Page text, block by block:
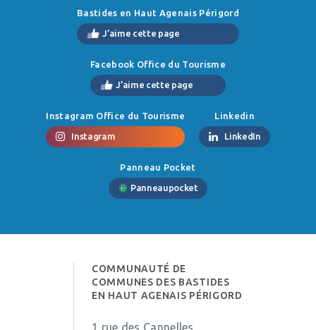
Bastides en Haut Agenais Périgord
J’aime cette page
Facebook Office du Tourisme
J’aime cette page
Instagram Office du Tourisme
Instagram
Linkedin
LinkedIn
Panneau Pocket
Panneaupocket
COMMUNAUTÉ DE
COMMUNES DES BASTIDES
EN HAUT AGENAIS PÉRIGORD
1 rue des Cannelles